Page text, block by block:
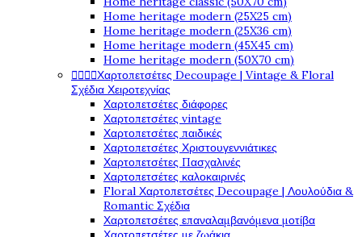
Home heritage modern (25X25 cm)
Home heritage modern (25X36 cm)
Home heritage modern (45X45 cm)
Home heritage modern (50X70 cm)
Χαρτοπετσέτες Decoupage | Vintage & Floral
Σχέδια Χειροτεχνίας
Χαρτοπετσέτες διάφορες
Χαρτοπετσέτες vintage
Χαρτοπετσέτες παιδικές
Χαρτοπετσέτες Χριστουγεννιάτικες
Χαρτοπετσέτες Πασχαλινές
Χαρτοπετσέτες καλοκαιρινές
Floral Χαρτοπετσέτες Decoupage | Λουλούδια &
Romantic Σχέδια
Χαρτοπετσέτες επαναλαμβανόμενα μοτίβα